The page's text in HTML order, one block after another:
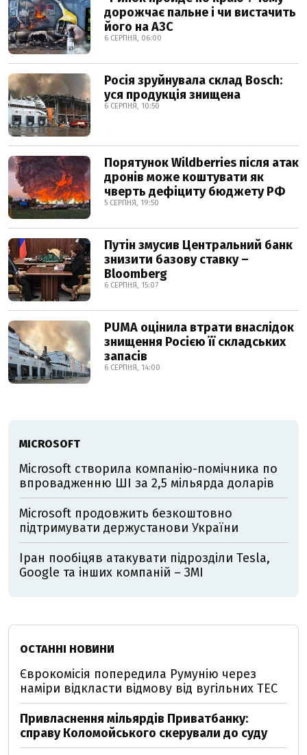
дорожчає пальне і чи вистачить
його на АЗС
6 СЕРПНЯ, 06:00
Росія зруйнувала склад Bosch:
уся продукція знищена
6 СЕРПНЯ, 10:50
Порятунок Wildberries після атак
дронів може коштувати як
чверть дефіциту бюджету РФ
5 СЕРПНЯ, 19:50
Путін змусив Центральний банк
знизити базову ставку –
Bloomberg
6 СЕРПНЯ, 15:07
PUMA оцінила втрати внаслідок
знищення Росією її складських
запасів
6 СЕРПНЯ, 14:00
MICROSOFT
Microsoft створила компанію-помічника по
впровадженню ШІ за 2,5 мільярда доларів
Microsoft продовжить безкоштовно
підтримувати держустанови України
Іран пообіцяв атакувати підрозділи Tesla,
Google та інших компаній – ЗМІ
ОСТАННІ НОВИНИ
Єврокомісія попередила Румунію через
наміри відкласти відмову від вугільних ТЕС
Привласнення мільярдів Приватбанку:
справу Коломойського скерували до суду